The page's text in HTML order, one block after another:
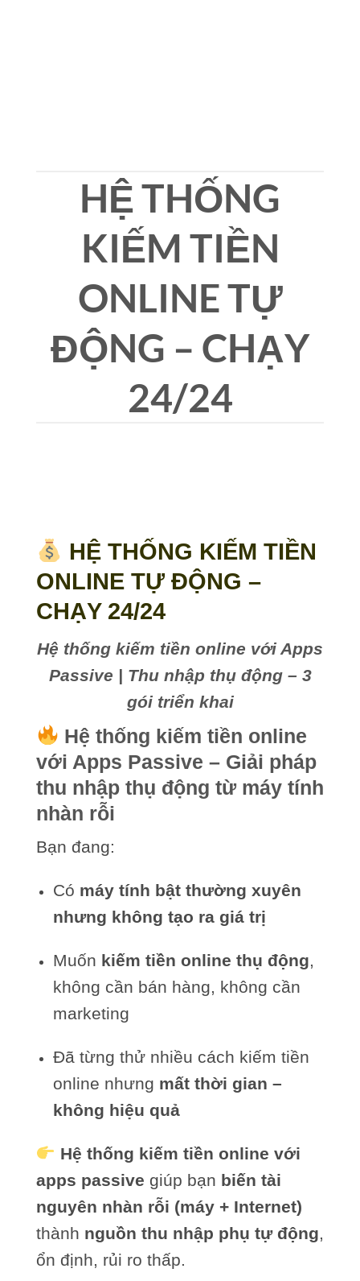
HỆ THỐNG
KIẾM TIỀN
ONLINE TỰ
ĐỘNG – CHẠY
24/24
HỆ THỐNG KIẾM TIỀN
ONLINE TỰ ĐỘNG –
CHẠY 24/24
Hệ thống kiếm tiền online với Apps
Passive | Thu nhập thụ động – 3
gói triển khai
Hệ thống kiếm tiền online
với Apps Passive – Giải pháp
thu nhập thụ động từ máy tính
nhàn rỗi
Bạn đang:
Có máy tính bật thường xuyên
nhưng không tạo ra giá trị
Muốn kiếm tiền online thụ động,
không cần bán hàng, không cần
marketing
Đã từng thử nhiều cách kiếm tiền
online nhưng mất thời gian –
không hiệu quả
Hệ thống kiếm tiền online với
apps passive giúp bạn biến tài
nguyên nhàn rỗi (máy + Internet)
thành nguồn thu nhập phụ tự động
ổn định, rủi ro thấp.